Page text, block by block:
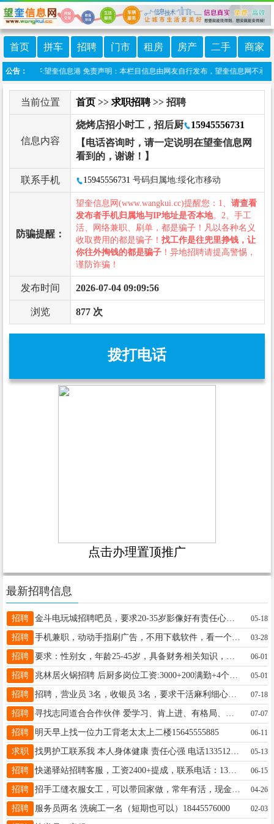
首页 拼车 招聘 门市 租房 房产 二手 商家
公告：
信小程序:望奎信息港 免责声明：本栏目信息由网友自行发布，望奎信息网不承
当前位置 首页 >> 求职招聘>> 招聘
信息内容
烧烤店招小时工，招后厨
15945556731
【电话咨询时，请一定说明在望奎信息网
看到的，谢谢！】
联系手机 15945556731 号码归属地:绥化市移动
防骗提醒：
望奎信息网(www.wangkui.cc)提醒您：1、 请查看
发布者手机归属地与IP地址是否本地。2、手工
活、网络兼职、刷单，都是骗子！凡以各种名义
收取费用的都是骗子！ 找工作是往兜里挣钱，让
你往外掏钱的都是骗子 ！异地招聘请提高警惕，
谨防诈骗！
发布时间 2026-07-04 09:09:56
浏览 877 次
拨打电话
点击办理置顶推广
最新招聘信息
招聘 金斗电玩城招聘吧员，要求20-35岁影像好有责任心，月薪2500饭补300满勤200，干的好有年终奖+微信18045881987 05-18
招聘 03-28
招聘 06-01
招聘 05-01
招聘 招聘，营业员 3名，收银员 3名，要求干活麻利细心有服务意识，踏实肯干。年龄25-45，短期勿扰，工资2500-5000，有超市经验者优先，电话18645558828 07-18
招聘 07-07
招聘 明天早上找一位力工背老太太上二楼15645555885 06-11
求职 05-13
招聘 快递驿站招聘客服，工资2400+提成，联系电话：13555328206 06-15
招聘 04-26
招聘 服务员两名 洗碗工一名（短期也可以）18445576000 02-03